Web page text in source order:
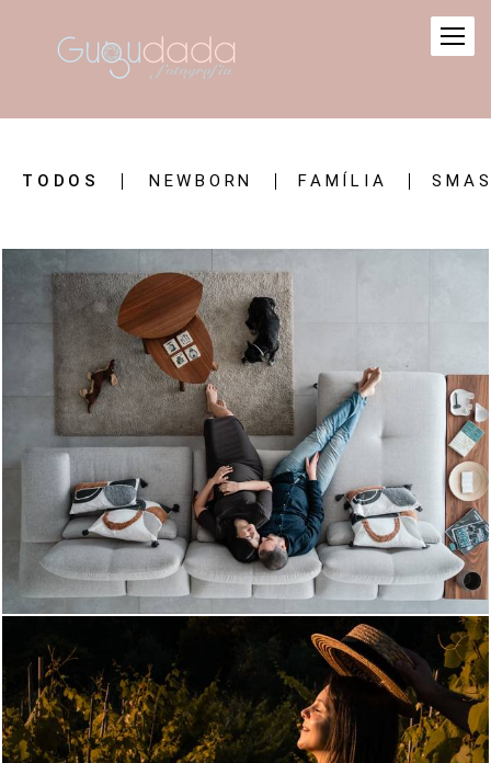
TODOS NEWBORN FAMÍLIA
1772 0